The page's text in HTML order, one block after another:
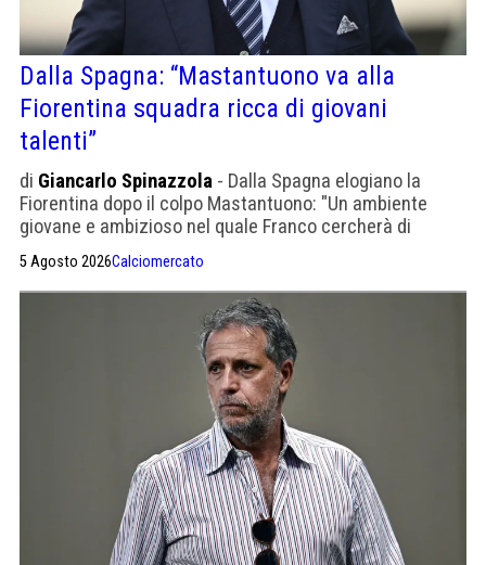
Dalla Spagna: “Mastantuono va alla
Fiorentina squadra ricca di giovani
talenti”
di Giancarlo Spinazzola - Dalla Spagna elogiano la
Fiorentina dopo il colpo Mastantuono: "Un ambiente
giovane e ambizioso nel quale Franco cercherà di
5 Agosto 2026Calciomercato